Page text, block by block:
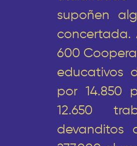
supoñen
concertada.
600
educativos
por 14.850
12.650
devanditos